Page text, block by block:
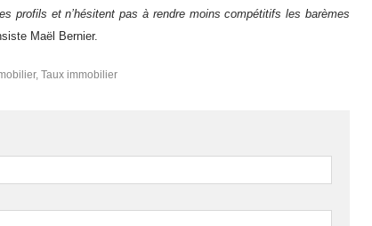
profils et n’hésitent pas à rendre moins compétitifs les barèmes
Maël Bernier.
, Taux immobilier